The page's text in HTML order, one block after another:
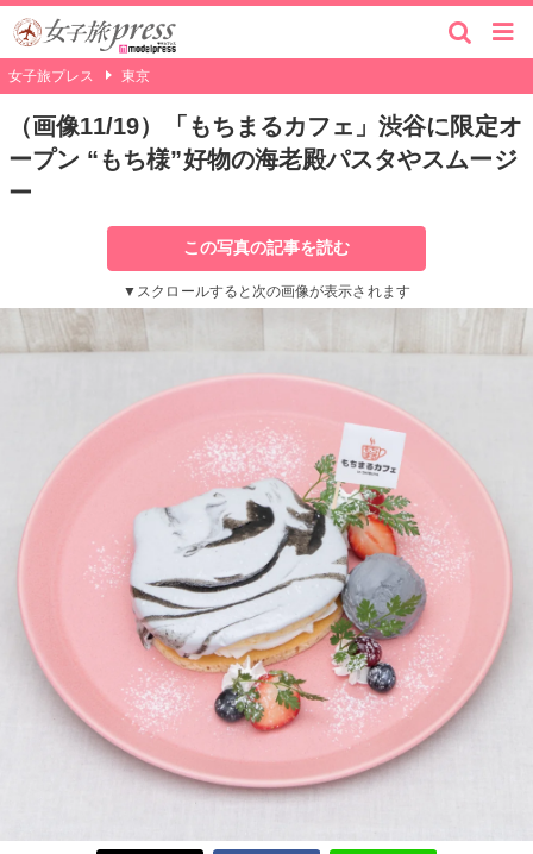
女子旅プレス 東京
（画像11/19）「もちまるカフェ」渋谷に限定オ
ープン “もち様”好物の海老殿パスタやスムージ
ー
この写真の記事を読む
▼スクロールすると次の画像が表示されます